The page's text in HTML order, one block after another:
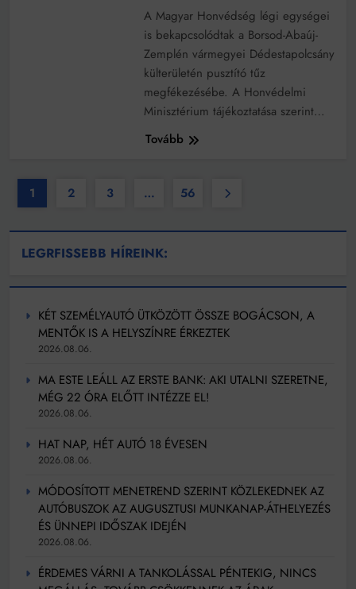
A Magyar Honvédség légi egységei
is bekapcsolódtak a Borsod-Abaúj-
Zemplén vármegyei Dédestapolcsány
külterületén pusztító tűz
megfékezésébe. A Honvédelmi
Minisztérium tájékoztatása szerint…
Tovább
1 2 3 … 56
LEGRFISSEBB HÍREINK:
KÉT SZEMÉLYAUTÓ ÜTKÖZÖTT ÖSSZE BOGÁCSON, A
MENTŐK IS A HELYSZÍNRE ÉRKEZTEK
2026.08.06.
MA ESTE LEÁLL AZ ERSTE BANK: AKI UTALNI SZERETNE,
MÉG 22 ÓRA ELŐTT INTÉZZE EL!
2026.08.06.
HAT NAP, HÉT AUTÓ 18 ÉVESEN
2026.08.06.
MÓDOSÍTOTT MENETREND SZERINT KÖZLEKEDNEK AZ
AUTÓBUSZOK AZ AUGUSZTUSI MUNKANAP-ÁTHELYEZÉS
ÉS ÜNNEPI IDŐSZAK IDEJÉN
2026.08.06.
ÉRDEMES VÁRNI A TANKOLÁSSAL PÉNTEKIG, NINCS